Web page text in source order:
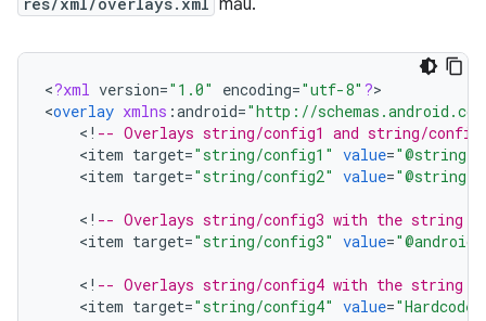
mẫu.
<?xml version="1.0" encoding="utf-8" ?>
<overlay xmlns :android="http://
< ! -- Overlays string/config1 and string/
<item target="string/config1" value="@string/
<item target="string/config2" value="@string/
< ! -- Overlays string/config3 with the string
<item target="string/config3" value=
< ! -- Overlays string/config4 with the string
<item target="string/config4" value=